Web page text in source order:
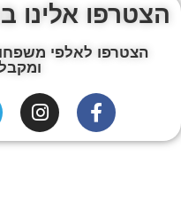
הצטרפו אלינו
הצטרפו לאלפי